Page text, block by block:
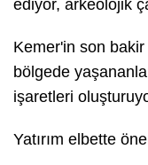
ediyor, arkeolojik
Kemer'in son
bölgede
işaretleri
Yatırım elbette